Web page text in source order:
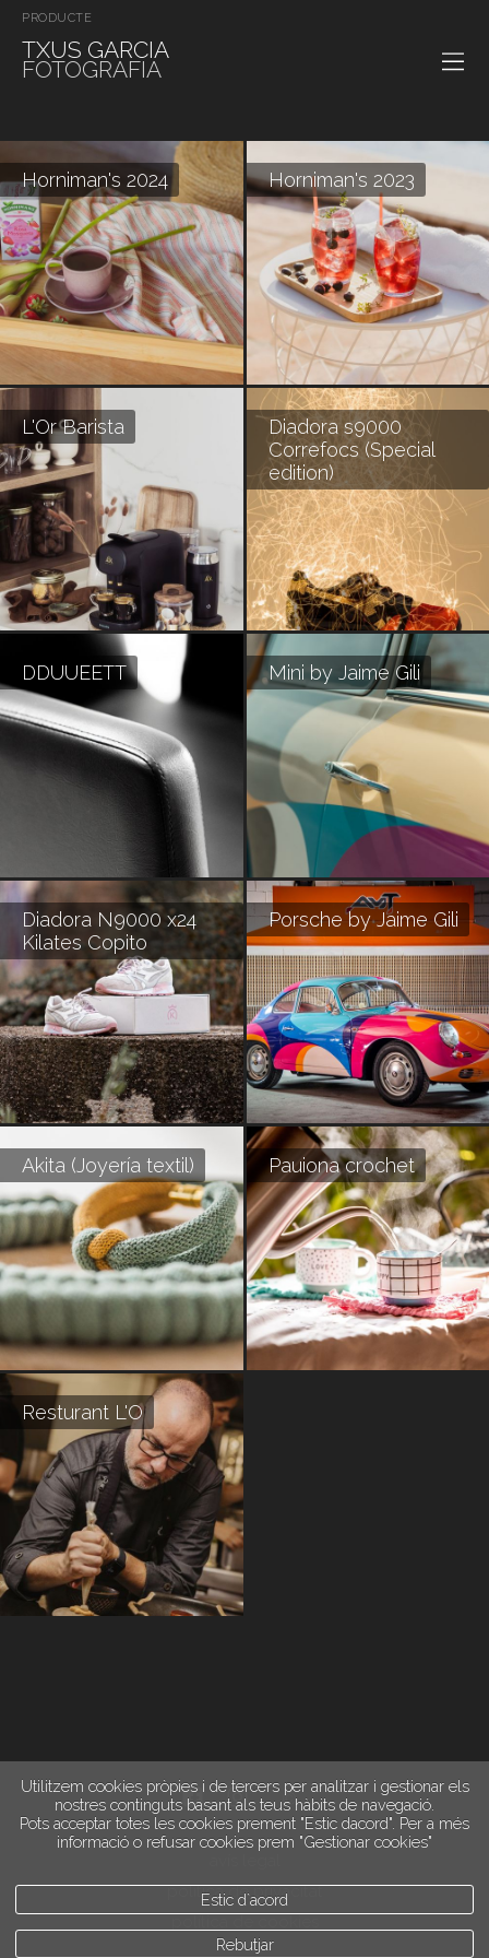
PRODUCTE
TXUS GARCIA
FOTOGRAFIA
Horniman's 2024 Horniman's 2023
L'Or Barista
Diadora s9000
Correfocs (Special
edition)
DDUUEETT Mini by Jaime Gili
Diadora N9000 x24
Kilates Copito
Porsche by Jaime Gili
Akita (Joyería textil) Pauiona crochet
Resturant L'O
política de privacitat
Utilitzem cookies pròpies i de tercers per analitzar i gestionar els
nostres continguts basant als teus hàbits de navegació.
Pots acceptar totes les cookies prement "Estic dacord". Per a més
informació o refusar cookies prem "Gestionar cookies"
Estic d`acord
Rebutjar